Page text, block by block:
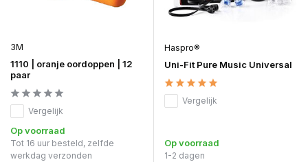
3M
1110 | oranje oordoppen | 12
paar
Vergelijk
Op voorraad
Tot 16 uur besteld, zelfde
werkdag verzonden
Haspro®
Uni-Fit Pure Music Universal
Vergelijk
Op voorraad
1-2 dagen